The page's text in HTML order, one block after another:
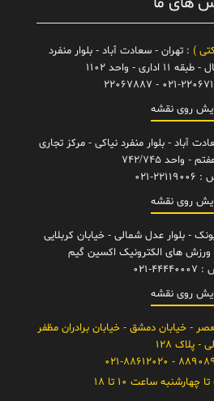
) : تهران - سعادت آباد - بلوار منفرد
- واحد 1102
021-22067170 -
روی نقشه
آباد - بلوار منفرد نیاکی - مرکز تجاری
- واحد 742/745
:
021-22119006
روی نقشه
- بلوار عدل شمالی - خیابان کربلایی
ورزش های الکترونیک اکسین گیم
:
021-44440007
روی نقشه
- خیابان دمشق - خیابان برادران مظفر
- پلاک 128
88908914 - 021-
چهارشنبه ساعت 10 تا 18